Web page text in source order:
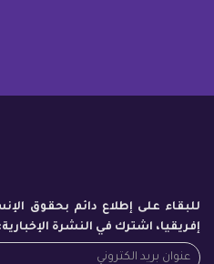
للبقاء على إطلاع دائم بحقوق
إفريقيا، اشترك في النشرة الإخبارية: